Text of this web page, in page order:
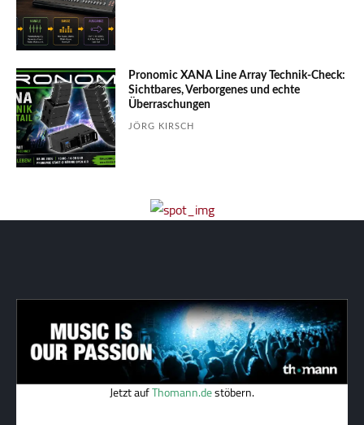
Pronomic XANA Line Array Technik-Check:
Sichtbares, Verborgenes und echte
Überraschungen
JÖRG KIRSCH
Jetzt aufThomann.destöbern.